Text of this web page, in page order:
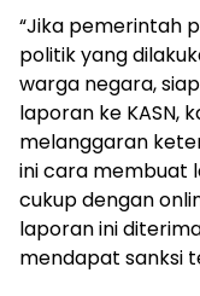
“Jika pemerintah
politik yang
warga negara,
laporan ke KASN,
melanggaran
ini cara membuat
cukup dengan
laporan ini
mendapat sanksi